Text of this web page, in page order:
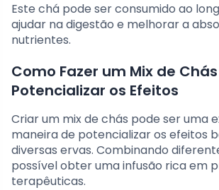
Este chá pode ser consumido ao
ajudar na digestão e melhorar a
nutrientes.
Como Fazer um Mix de
Potencializar os Efeitos
Criar um mix de chás pode ser uma
maneira de potencializar os efeitos
diversas ervas. Combinando
possível obter uma infusão rica em
terapêuticas.